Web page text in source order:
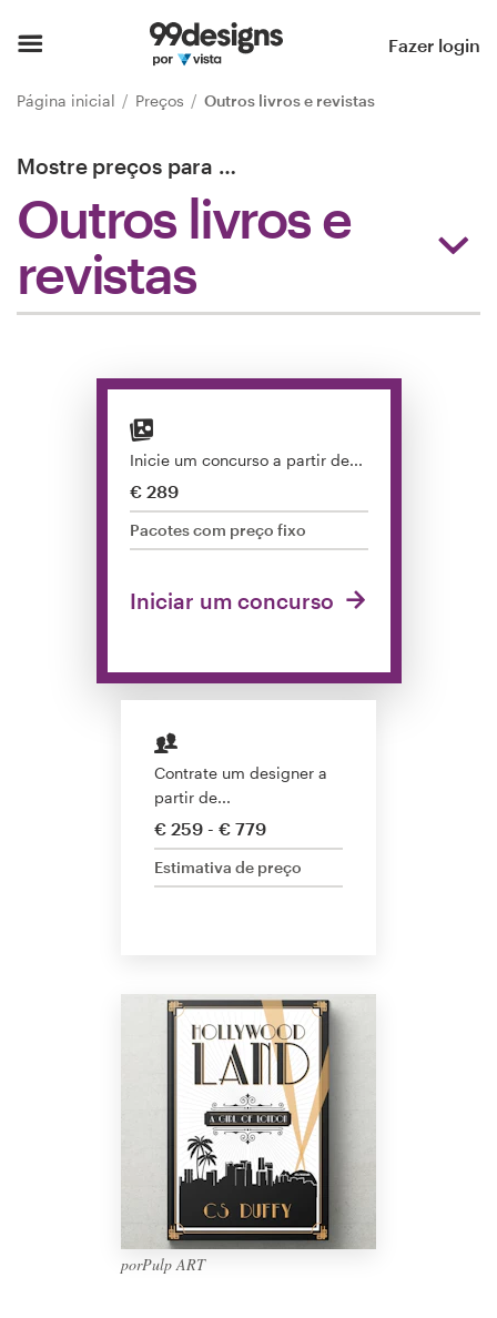
Fazer login
Página inicial Preços Outros livros e revistas
Mostre preços para …
Outros livros e
revistas
Inicie um concurso a partir de...
€ 289
Pacotes com preço fixo
Iniciar um concurso
Contrate um designer a
partir de...
€ 259 - € 779
Estimativa de preço
porPulp ART
Página inicial
Pesquisar categorias
Encontre um designer
Inspiração
Concursos de designs
Veja inspirações
99designs Studio
Design de logotipos
Manual de identidade da marca
Pesquisar todas as categorias